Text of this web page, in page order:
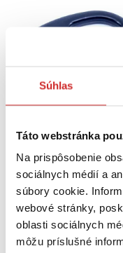
Súhlas
Táto webstránka
Na prispôsobenie
sociálnych médií a
súbory cookie.
webové stránky,
oblasti sociálnych
môžu príslušné
postroje 2x16mm
0,2021 €
Rozmer (axb mm): 2x16
Povrchová úprava: čierna
matná
Skladom 955 ks